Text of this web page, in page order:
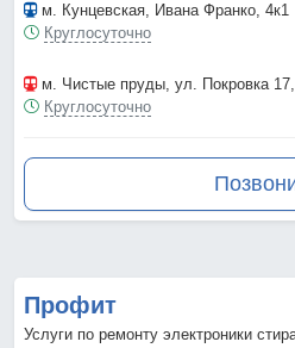
м. Кунцевская, Ивана Франко, 4к1
Круглосуточно
м. Чистые пруды, ул. Покровка
Круглосуточно
Профит
Услуги по ремонту электроники